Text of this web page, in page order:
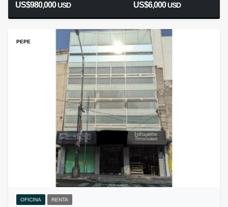
US$980,000USD US$6,000USD
PEPE
OFICINA RENTA